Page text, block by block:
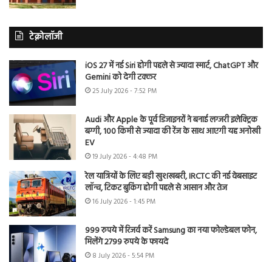
टेक्नोलॉजी
iOS 27 में नई Siri होगी पहले से ज्यादा स्मार्ट, ChatGPT और
Gemini को देगी टक्कर
25 July 2026 - 7:52 PM
Audi और Apple के पूर्व डिजाइनरों ने बनाई लग्जरी इलेक्ट्रिक
बग्गी, 100 किमी से ज्यादा की रेंज के साथ आएगी यह अनोखी
EV
19 July 2026 - 4:48 PM
रेल यात्रियों के लिए बड़ी खुशखबरी, IRCTC की नई वेबसाइट
लॉन्च, टिकट बुकिंग होगी पहले से आसान और तेज
16 July 2026 - 1:45 PM
999 रुपये में रिजर्व करें Samsung का नया फोल्डेबल फोन,
मिलेंगे 2799 रुपये के फायदे
8 July 2026 - 5:54 PM